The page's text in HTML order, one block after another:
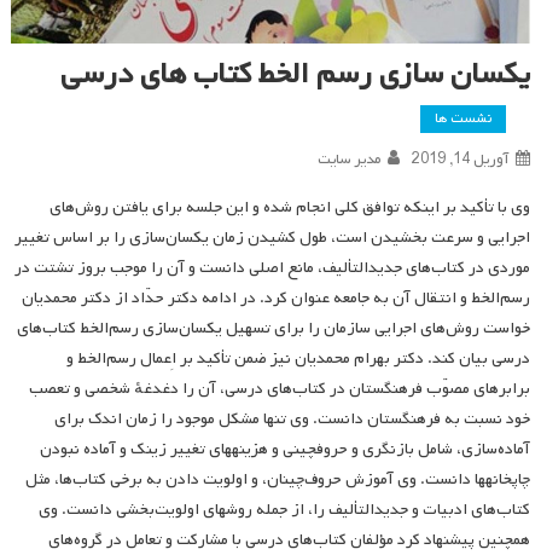
یکسان سازی رسم الخط کتاب های درسی
نشست ها
آوریل 14, 2019 مدیر سایت
وی با تأکید بر اینکه توافق کلی انجام شده و این جلسه برای یافتن روش‌های
اجرایی و سرعت بخشیدن است، طول کشیدن زمان یکسان‌سازی را بر اساس تغییر
موردی در کتاب‌های جدیدالتألیف، مانع اصلی دانست و آن را موجب بروز تشتت در
رسم‌الخط و انتقال آن به جامعه عنوان کرد. در ادامه دکتر حدّاد از دکتر محمدیان
خواست روش‌های اجرایی سازمان را برای تسهیل یکسان‌سازی رسم‌الخط کتاب‌های
درسی بیان کند. دکتر بهرام محمدیان نیز ضمن تأکید بر اِعمال رسم‌الخط و
برابرهای مصوّب فرهنگستان در کتاب‌های درسی، آن را دغدغهٔ شخصی و تعصب
خود نسبت به فرهنگستان دانست. وی تنها مشکل موجود را زمان اندک برای
آماده‌سازی، شامل بازنگری و حروف­چینی و هزینه­های تغییر زینک و آماده نبودن
چاپخانه­ها دانست. وی آموزش حروف‌چینان، و اولویت دادن به برخی کتاب‌ها، مثل
کتاب‌های ادبیات و جدیدالتألیف را، از جمله روش­های اولویت‌بخشی دانست. وی
همچنین پیشنهاد کرد مؤلفان کتاب‌های درسی با مشارکت و تعامل در گروه‌های